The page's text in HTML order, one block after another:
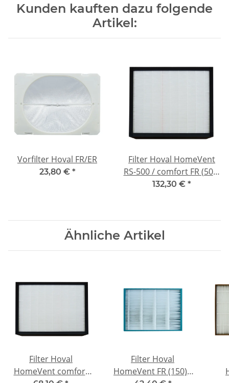
Kunden kauften dazu folgende
Artikel:
Vorfilter Hoval FR/ER
23,80 € *
Filter Hoval HomeVent
RS-500 / comfort FR (500)
- F7
132,30 € *
Ähnliche Artikel
Filter Hoval
HomeVent comfort
Filter Hoval
HomeVent FR (150) -